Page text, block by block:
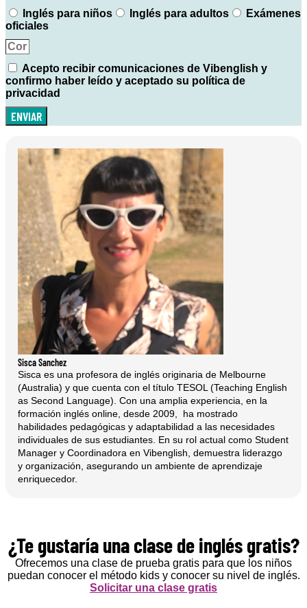
Inglés para niños Inglés para adultos
Exámenes
oficiales
Acepto recibir comunicaciones de Vibenglish y
confirmo haber leído y aceptado su política de
privacidad
ENVIAR
Sisca Sanchez
Sisca es una profesora de inglés originaria de Melbourne
(Australia) y que cuenta con el título TESOL (Teaching English
as Second Language). Con una amplia experiencia, en la
formación inglés online, desde 2009, ha mostrado
habilidades pedagógicas y adaptabilidad a las necesidades
individuales de sus estudiantes. En su rol actual como Student
Manager y Coordinadora en Vibenglish, demuestra liderazgo
y organización, asegurando un ambiente de aprendizaje
enriquecedor.
¿Te gustaría una clase de inglés gratis?
Ofrecemos una clase de prueba gratis para que los niños
puedan conocer el método kids y conocer su nivel de inglés.
Solicitar una clase gratis